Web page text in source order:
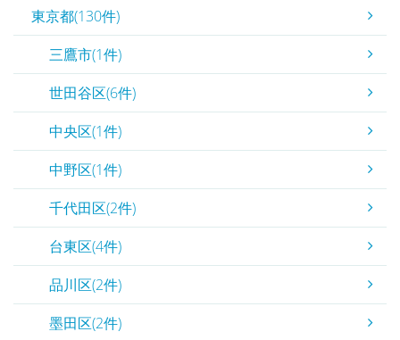
東京都(130件)
三鷹市(1件)
世田谷区(6件)
中央区(1件)
中野区(1件)
千代田区(2件)
台東区(4件)
品川区(2件)
墨田区(2件)